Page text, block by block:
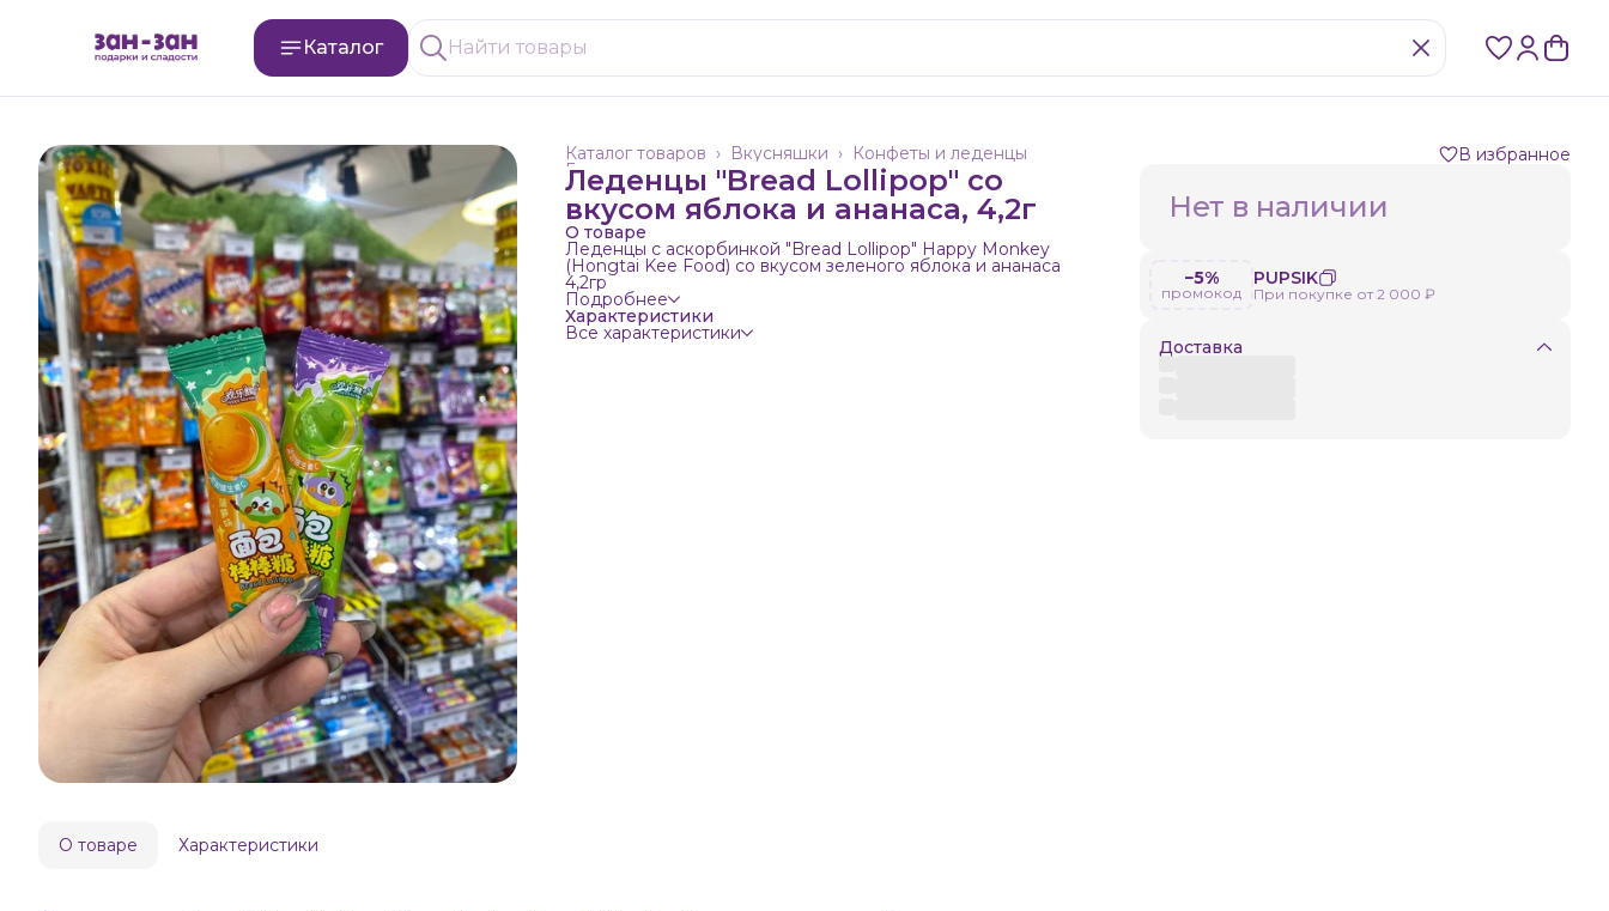
Каталог
Конфеты и леденцы
Вкусняшки ›
Каталог товаров ›
Главная
Леденцы "Bread Lollipop" со
вкусом яблока и ананаса, 4,2г
О товаре
Леденцы с аскорбинкой "Bread Lollipop" Happy Monkey
(Hongtai Kee Food) со вкусом зеленого яблока и ананаса
4,2гр
Подробнее
Характеристики
Все характеристики
В избранное
Нет в наличии
−5%
промокод
PUPSIK
При покупке от 2 000 ₽
Доставка
О товаре Характеристики